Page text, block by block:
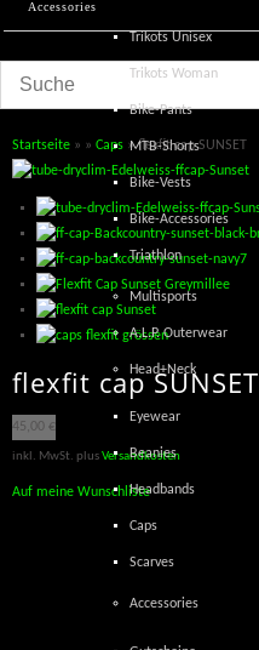
Trikots Unisex
Trikots Woman
Bike-Pants
MTB-Shorts
Bike-Vests
Bike-Accessories
Triathlon
Multisports
A.L.P. Outerwear
Head+Neck
Eyewear
Beanies
Headbands
Caps
Scarves
Accessories
Accessories
Startseite » » Caps » flexfit cap SUNSET
flexfit cap SUNSET
45,00 €
inkl. MwSt. plusVersandkosten
Auf meine Wunschliste